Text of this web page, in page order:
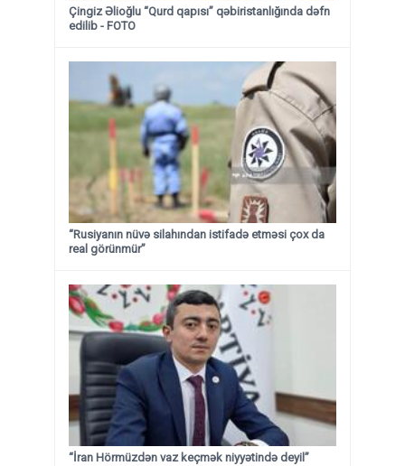
Çingiz Əlioğlu “Qurd qapısı” qəbiristanlığında dəfn
edilib - FOTO
“Rusiyanın nüvə silahından istifadə etməsi çox da
real görünmür”
“İran Hörmüzdən vaz keçmək niyyətində deyil”